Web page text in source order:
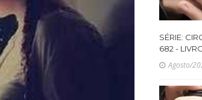
SÉRIE:
682 -
Agosto/